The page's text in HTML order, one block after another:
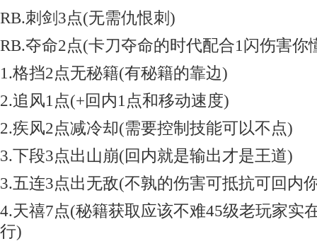
RB.刺剑3点(无需仇恨刺)
RB.夺命2点(卡刀夺命的时代配合1闪伤害你
1.格挡2点无秘籍(有秘籍的靠边)
2.追风1点(+回内1点和移动速度)
2.疾风2点减冷却(需要控制技能可以不点)
3.下段3点出山崩(回内就是输出才是王道)
3.五连3点出无敌(不孰的伤害可抵抗可回内
4.天禧7点(秘籍获取应该不难45级老玩家实
行)